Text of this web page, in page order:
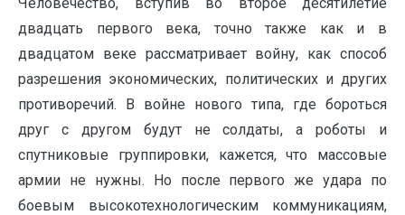
двадцать первого века, точно также как и в
двадцатом веке рассматривает войну, как способ
разрешения экономических, политических и других
противоречий. В войне нового типа, где бороться
друг с другом будут не солдаты, а роботы и
спутниковые группировки, кажется, что массовые
армии не нужны. Но после первого же удара по
боевым высокотехнологическим коммуникациям,